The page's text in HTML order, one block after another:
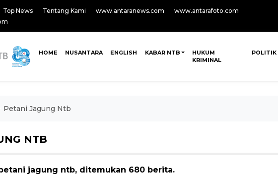
Top News Tentang Kami www.antaranews.com
www.antarafoto.com
HOME NUSANTARA ENGLISH KABAR NTB
HUKUM
KRIMINAL
POLITIK
Petani Jagung Ntb
NTB
jagung ntb, ditemukan 680 berita.